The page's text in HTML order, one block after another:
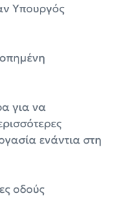
Υπουργός
για να
ενάντια στη
οδούς